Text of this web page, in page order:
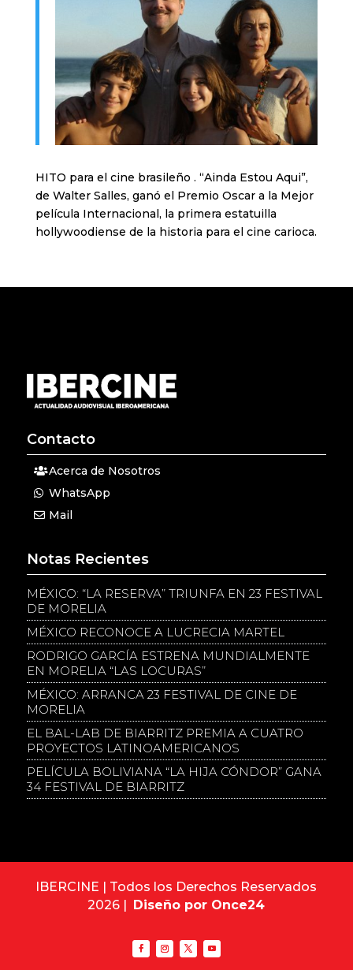
HITO para el cine brasileño . “Ainda Estou Aqui”,
de Walter Salles, ganó el Premio Oscar a la Mejor
película Internacional, la primera estatuilla
hollywoodiense de la historia para el cine carioca.
Contacto
Acerca de Nosotros
WhatsApp
Mail
Notas Recientes
MÉXICO: “LA RESERVA” TRIUNFA EN 23 FESTIVAL
DE MORELIA
MÉXICO RECONOCE A LUCRECIA MARTEL
RODRIGO GARCÍA ESTRENA MUNDIALMENTE
EN MORELIA “LAS LOCURAS”
MÉXICO: ARRANCA 23 FESTIVAL DE CINE DE
MORELIA
EL BAL-LAB DE BIARRITZ PREMIA A CUATRO
PROYECTOS LATINOAMERICANOS
PELÍCULA BOLIVIANA “LA HIJA CÓNDOR” GANA
34 FESTIVAL DE BIARRITZ
IBERCINE | Todos los Derechos Reservados
2026 | Diseño por Once24